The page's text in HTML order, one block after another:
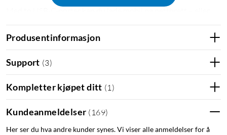
mobil og hodetelefoner – fra samme vegguttak. Praktisk på
nattbordet, ved skrivebordet eller på reisen.
Effekt som tilpasses automatisk
Lader du én enhet, får du opp til 35 W via USB PD. Kobler du
til to enheter, fordeles effekten automatisk til 20 W + 10 W,
slik at begge lades uten at du trenger å stille inn noe.
Kompakt takket være GaN-teknologi
Produsentinformasjon
Support (3)
Kompletter kjøpet ditt (1 )
Kundeanmeldelser ( 169)
Her ser du hva andre kunder synes. Vi viser alle anmeldelser for å